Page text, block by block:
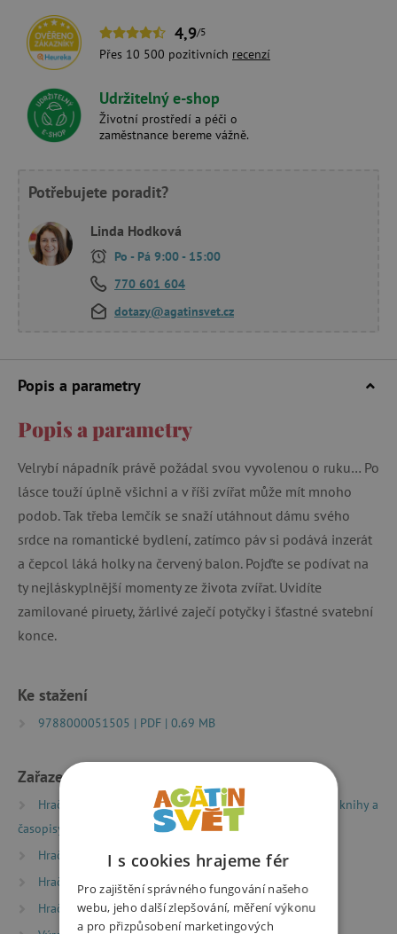
4,9/5
Přes 10 500 pozitivních recenzí
Udržitelný e-shop
Životní prostředí a péči o
zaměstnance bereme vážně.
Potřebujete poradit?
Linda Hodková
Po - Pá 9:00 - 15:00
770 601 604
dotazy@agatinsvet.cz
Popis a parametry
Popis a parametry
Velrybí nápadník právě požádal svou vyvolenou o ruku… Po
lásce touží úplně všichni a v říši zvířat může mít mnoho
podob. Tak třeba lemčík se snaží utáhnout dámu svého
srdce na romantické bydlení, zatímco páv si podává inzerát
a čepcol láká holky na červený balon. Pojďte se podívat na
ty nejláskyplnější momenty ze života zvířat. Uvidíte
zamilované piruety, žárlivé zaječí potyčky i šťastné svatební
konce.
Ke stažení
9788000051505 | PDF | 0.69 MB
Zařazeno v kategoriích
Hračky dle typu Knihy
Encyklopedie, naučné knihy a
časopisy
Encyklopedie a naučné knihy
Hračky dle typu
Knihy
Knížky pro nejmenší
Hračky dle věku
Hry a hračky pro děti od 3 let
Hračky dle věku
Hry a hračky pro předškoláky
I s cookies hrajeme fér
Pro zajištění správného fungování našeho
webu, jeho další zlepšování, měření výkonu
a pro přizpůsobení marketingových